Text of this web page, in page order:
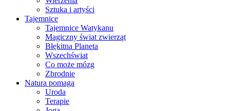
Sztuka i artyści
Tajemnice
Tajemnice Watykanu
Magiczny świat zwierząt
Błękitna Planeta
Wszechświat
Co może mózg
Zbrodnie
Natura pomaga
Uroda
Terapie